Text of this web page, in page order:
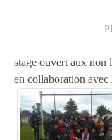
stage ouvert aux non
en collaboration